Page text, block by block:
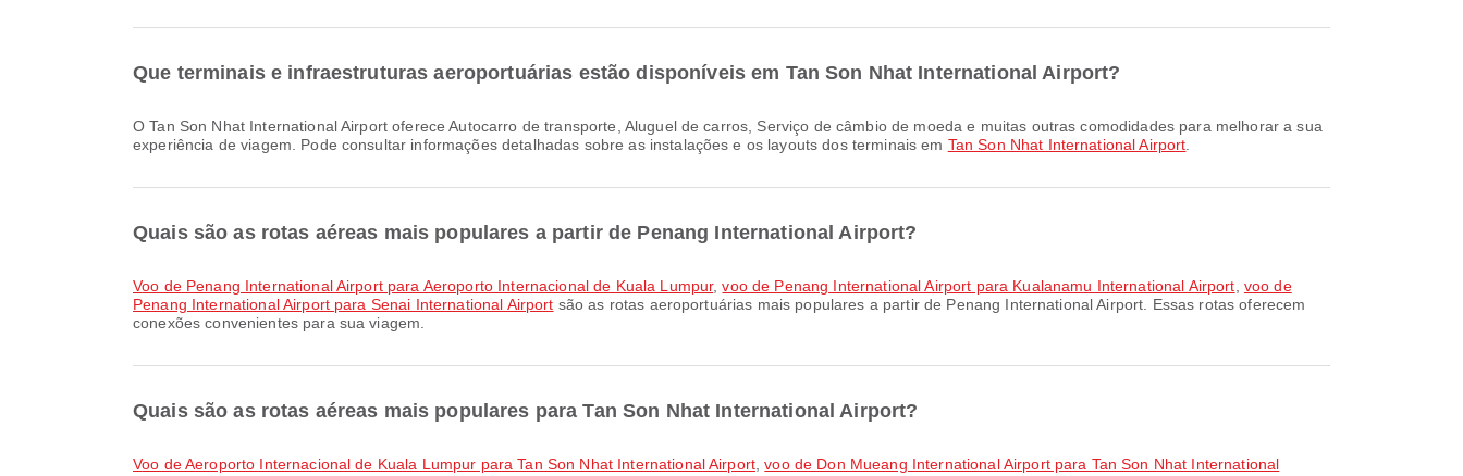
Que terminais e infraestruturas aeroportuárias estão disponíveis em Tan Son Nhat International Airport?
O Tan Son Nhat International Airport oferece Autocarro de transporte, Aluguel de carros, Serviço de câmbio de moeda e muitas outras comodidades para melhorar a sua
experiência de viagem. Pode consultar informações detalhadas sobre as instalações e os layouts dos terminais em Tan Son Nhat International Airport
Quais são as rotas aéreas mais populares a partir de Penang International Airport?
voo de Penang International Airport para Aeroporto Internacional de Kuala Lumpur,voo de Penang International Airport para Kualanamu International Airport voo de
Penang International Airport para Senai International Airport são as rotas aeroportuárias mais populares a partir de Penang International Airport. Essas rotas oferecem
conexões convenientes para sua viagem.
Quais são as rotas aéreas mais populares para Tan Son Nhat International Airport?
voo de Aeroporto Internacional de Kuala Lumpur para Tan Son Nhat International Airport ,voo de Don Mueang International Airport para Tan Son Nhat International